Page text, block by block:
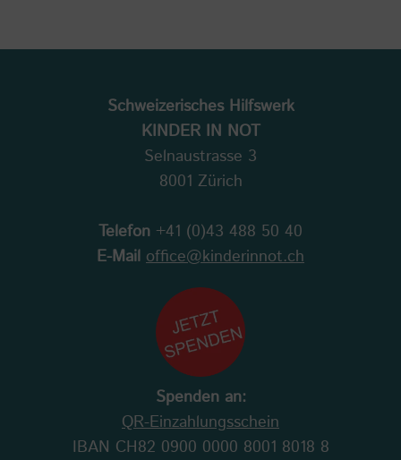
Schweizerisches Hilfswerk
KINDER IN NOT
Selnaustrasse 3
8001 Zürich
Telefon +41 (0)43 488 50 40
E-Mail office@kinderinnot.ch
Spenden an:
QR-Einzahlungsschein
IBAN CH82 0900 0000 8001 8018 8